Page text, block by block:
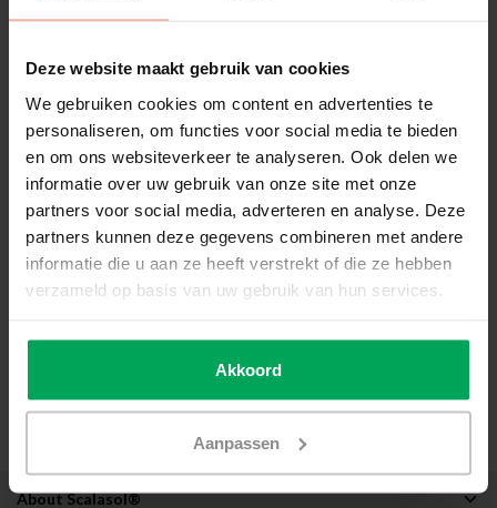
Deze website maakt gebruik van cookies
We gebruiken cookies om content en advertenties te
personaliseren, om functies voor social media te bieden
en om ons websiteverkeer te analyseren. Ook delen we
informatie over uw gebruik van onze site met onze
partners voor social media, adverteren en analyse. Deze
partners kunnen deze gegevens combineren met andere
informatie die u aan ze heeft verstrekt of die ze hebben
verzameld op basis van uw gebruik van hun services.
Akkoord
Aanpassen
About Scalasol®